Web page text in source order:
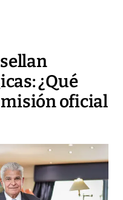
¿Qué
misión oficial